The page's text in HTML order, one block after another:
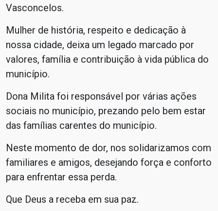
Vasconcelos.
Mulher de história, respeito e dedicação à
nossa cidade, deixa um legado marcado por
valores, família e contribuição à vida pública do
município.
Dona Milita foi responsável por várias ações
sociais no município, prezando pelo bem estar
das famílias carentes do município.
Neste momento de dor, nos solidarizamos com
familiares e amigos, desejando força e conforto
para enfrentar essa perda.
Que Deus a receba em sua paz.